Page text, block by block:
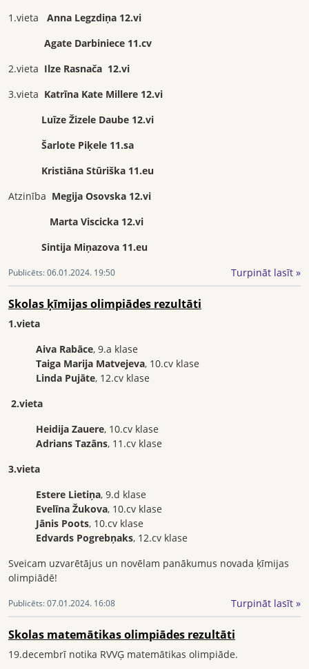
1.vieta Anna Legzdiņa 12.vi
Agate Darbiniece 11.cv
2.vieta Ilze Rasnača 12.vi
3.vieta Katrīna Kate Millere 12.vi
Luīze Žizele Daube 12.vi
Šarlote Piķele 11.sa
Kristiāna Stūriška 11.eu
Atzinība Megija Osovska 12.vi
Marta Viscicka 12.vi
Sintija Miņazova 11.eu
Publicēts:06.01.2024. 19:50 Turpināt lasīt »
Skolas ķīmijas olimpiādes rezultāti
1.vieta
Aiva Rabāce, 9.a klase
Taiga Marija Matvejeva, 10.cv klase
Linda Pujāte, 12.cv klase
2.vieta
Heidija Zauere, 10.cv klase
Adrians Tazāns, 11.cv klase
3.vieta
Estere Lietiņa, 9.d klase
Evelīna Žukova, 10.cv klase
Jānis Poots, 10.cv klase
Edvards Pogrebņaks, 12.cv klase
Sveicam uzvarētājus un novēlam panākumus novada ķīmijas
olimpiādē!
Publicēts:07.01.2024. 16:08 Turpināt lasīt »
Skolas matemātikas olimpiādes rezultāti
19.decembrī notika RVVĢ matemātikas olimpiāde.